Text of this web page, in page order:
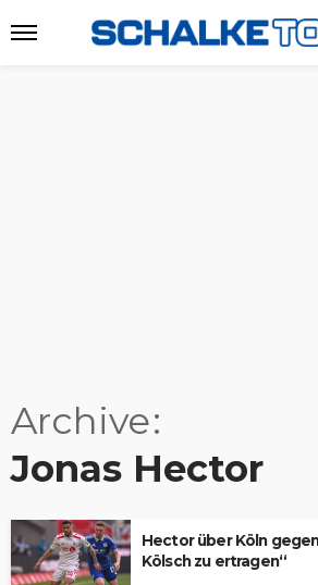
Archive
Jonas Hector
Hector über Köln
Kölsch zu ertragen“